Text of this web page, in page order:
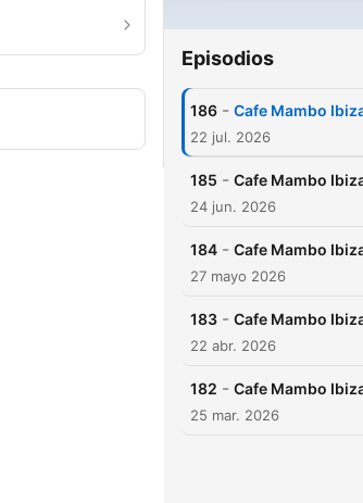
Episodios
186 - Cafe Mambo
22 jul. 2026
185 - Cafe Mambo
24 jun. 2026
184 - Cafe Mambo
27 mayo 2026
183 - Cafe Mambo
22 abr. 2026
182 - Cafe Mambo
25 mar. 2026